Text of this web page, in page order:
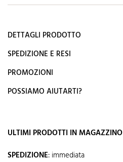
DETTAGLI PRODOTTO
SPEDIZIONE E RESI
PROMOZIONI
POSSIAMO AIUTARTI?
ULTIMI PRODOTTI IN MAGAZZINO
SPEDIZIONE: immediata